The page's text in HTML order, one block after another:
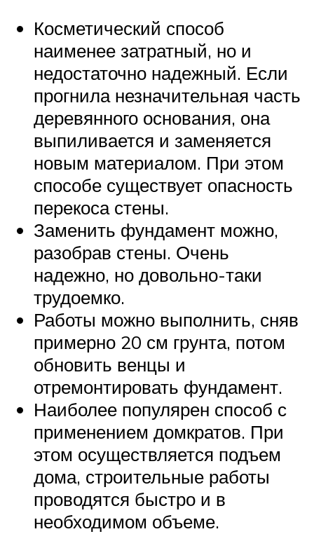
Косметический способ
наименее затратный, но и
недостаточно надежный. Если
прогнила незначительная часть
деревянного основания, она
выпиливается и заменяется
новым материалом. При этом
способе существует опасность
перекоса стены.
Заменить фундамент можно,
разобрав стены. Очень
надежно, но довольно-таки
трудоемко.
Работы можно выполнить, сняв
примерно 20 см грунта, потом
обновить венцы и
отремонтировать фундамент.
Наиболее популярен способ с
применением домкратов. При
этом осуществляется подъем
дома, строительные работы
проводятся быстро и в
необходимом объеме.